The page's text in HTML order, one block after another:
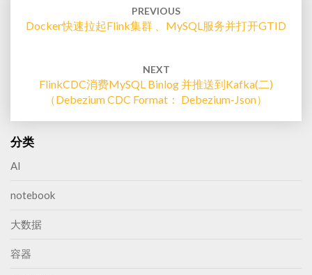
PREVIOUS
Docker快速拉起Flink集群 、MySQL服务并打开GTID
NEXT
FlinkCDC消费MySQL Binlog 并推送到Kafka(二)
（Debezium CDC Format： Debezium-Json）
分类
AI
notebook
大数据
容器